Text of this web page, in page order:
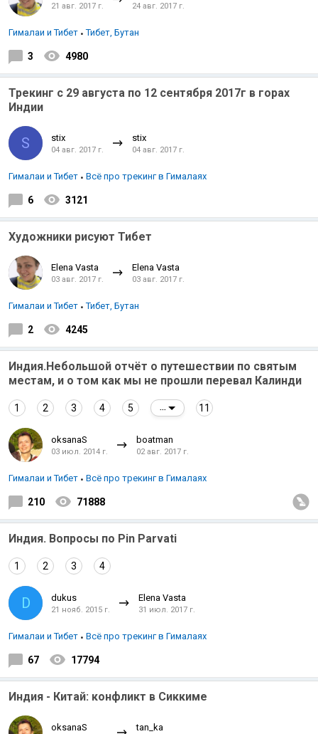
21 авг. 2017 г. 24 авг. 2017 г.
Гималаи и Тибет Тибет, Бутан
3 4980
Трекинг с 29 августа по 12 сентября 2017г в горах
Индии
S stix
04 авг. 2017 г.
stix
04 авг. 2017 г.
Гималаи и Тибет Всё про трекинг в Гималаях
6 3121
Художники рисуют Тибет
Elena Vasta
03 авг. 2017 г.
Elena Vasta
03 авг. 2017 г.
Гималаи и Тибет Тибет, Бутан
2 4245
Индия.Небольшой отчёт о путешествии по святым
местам, и о том как мы не прошли перевал Калинди
1 2 3 4 5 11
oksanaS
03 июл. 2014 г.
boatman
02 авг. 2017 г.
Гималаи и Тибет Всё про трекинг в Гималаях
210 71888
Индия. Вопросы по Pin Parvati
1 2 3 4
D dukus
21 нояб. 2015 г.
Elena Vasta
31 июл. 2017 г.
Гималаи и Тибет Всё про трекинг в Гималаях
67 17794
Индия - Китай: конфликт в Сиккиме
oksanaS tan_ka